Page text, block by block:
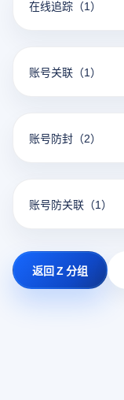
在线追踪 （1）
账号关联 （1）
账号防封 （2）
账号防关联 （1）
返回 Z 分组